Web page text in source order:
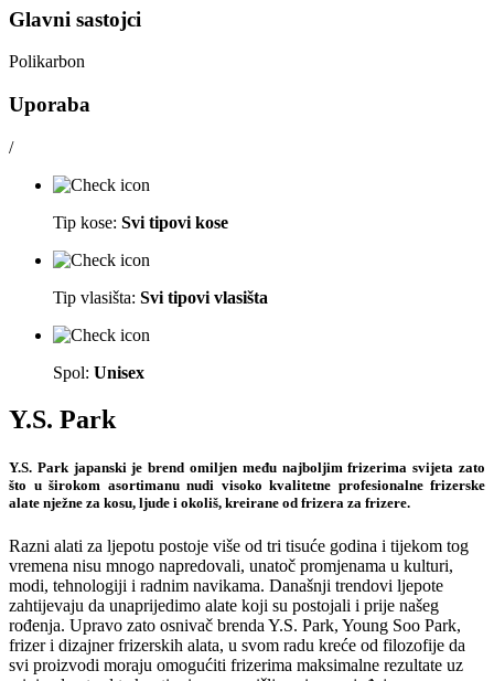
Glavni sastojci
Polikarbon
Uporaba
/
Tip kose: Svi tipovi kose
Tip vlasišta: Svi tipovi vlasišta
Spol: Unisex
Y.S. Park
Y.S. Park japanski je brend omiljen među najboljim frizerima svijeta zato
što u širokom asortimanu nudi visoko kvalitetne profesionalne frizerske
alate nježne za kosu, ljude i okoliš, kreirane od frizera za frizere.
Razni alati za ljepotu postoje više od tri tisuće godina i tijekom tog
vremena nisu mnogo napredovali, unatoč promjenama u kulturi,
modi, tehnologiji i radnim navikama. Današnji trendovi ljepote
zahtijevaju da unaprijedimo alate koji su postojali i prije našeg
rođenja. Upravo zato osnivač brenda Y.S. Park, Young Soo Park,
frizer i dizajner frizerskih alata, u svom radu kreće od filozofije da
svi proizvodi moraju omogućiti frizerima maksimalne rezultate uz